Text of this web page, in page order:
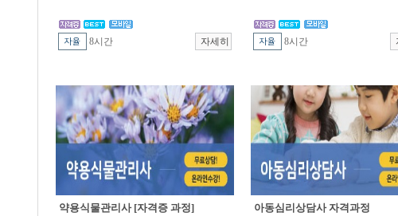
8시간 8시간
약용식물관리사 [자격증 과정] 아동심리상담사 자격과정